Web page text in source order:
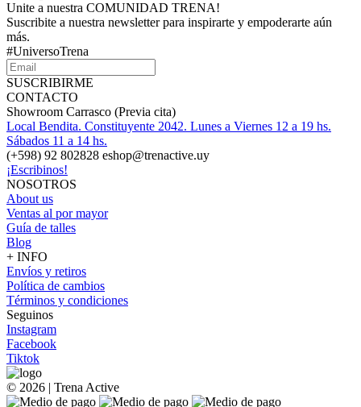
Unite a nuestra COMUNIDAD TRENA!
Suscribite a nuestra newsletter para inspirarte y empoderarte aún
más.
#UniversoTrena
SUSCRIBIRME
CONTACTO
Showroom Carrasco (Previa cita)
Local Bendita. Constituyente 2042. Lunes a Viernes 12 a 19 hs.
Sábados 11 a 14 hs.
(+598) 92 802828 eshop@trenactive.uy
¡Escribinos!
NOSOTROS
About us
Ventas al por mayor
Guía de talles
Blog
+ INFO
Envíos y retiros
Política de cambios
Términos y condiciones
Seguinos
Instagram
Facebook
Tiktok
© 2026 | Trena Active